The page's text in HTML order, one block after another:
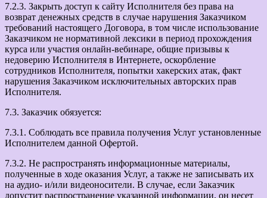
7.2.3. Закрыть доступ к сайту Исполнителя без права на
возврат денежных средств в случае нарушения Заказчиком
требований настоящего Договора, в том числе использование
Заказчиком не нормативной лексики в период прохождения
курса или участия онлайн-вебинаре, общие призывы к
недоверию Исполнителя в Интернете, оскорбление
сотрудников Исполнителя, попытки хакерских атак, факт
нарушения Заказчиком исключительных авторских прав
Исполнителя.
7.3. Заказчик обязуется:
7.3.1. Соблюдать все правила получения Услуг установленные
Исполнителем данной Офертой.
7.3.2. Не распространять информационные материалы,
полученные в ходе оказания Услуг, а также не записывать их
на аудио- и/или видеоносители. В случае, если Заказчик
допустит распространение указанной информации, он несет